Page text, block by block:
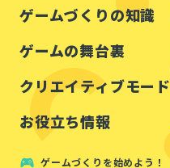
ゲームづくりの知識
ゲームの舞台裏
クリエイティブモード
お役立ち情報
ゲームづくりを始めよう！